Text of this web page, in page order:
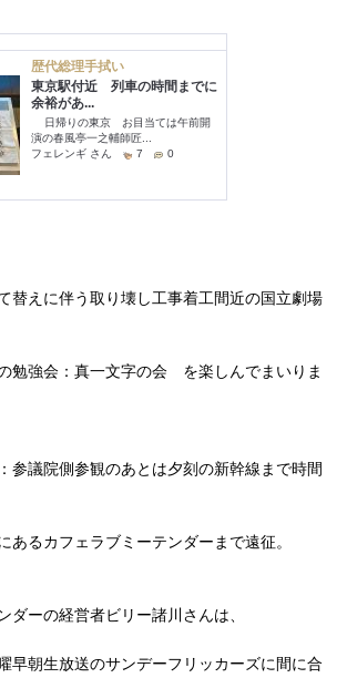
替えに伴う取り壊し工事着工間近の国立劇場
勉強会：真一文字の会 を楽しんでまいりま
参議院側参観のあとは夕刻の新幹線まで時間
あるカフェラブミーテンダーまで遠征。
ダーの経営者ビリー諸川さんは、
早朝生放送のサンデーフリッカーズに間に合